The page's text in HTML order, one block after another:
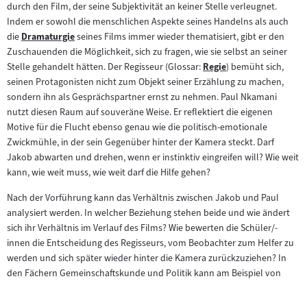
Inhalt:
durch den Film, der seine Subjektivität an keiner Stelle verleugnet.
Indem er sowohl die menschlichen Aspekte seines Handelns als auch
dieZum
Inhalt:
Dramaturgieseines Films immer wieder thematisiert, gibt er den
Zuschauenden die Möglichkeit, sich zu fragen, wie sie selbst an seiner
Stelle gehandelt hätten. Der Regisseur (Glossar:Zum
Inhalt:
Regie) bemüht sich,
seinen Protagonisten nicht zum Objekt seiner Erzählung zu machen,
sondern ihn als Gesprächspartner ernst zu nehmen. Paul Nkamani
nutzt diesen Raum auf souveräne Weise. Er reflektiert die eigenen
Motive für die Flucht ebenso genau wie die politisch-emotionale
Zwickmühle, in der sein Gegenüber hinter der Kamera steckt. Darf
Jakob abwarten und drehen, wenn er instinktiv eingreifen will? Wie weit
kann, wie weit muss, wie weit darf die Hilfe gehen?
Nach der Vorführung kann das Verhältnis zwischen Jakob und Paul
analysiert werden. In welcher Beziehung stehen beide und wie ändert
sich ihr Verhältnis im Verlauf des Films? Wie bewerten die Schüler/-
innen die Entscheidung des Regisseurs, vom Beobachter zum Helfer zu
werden und sich später wieder hinter die Kamera zurückzuziehen? In
den Fächern Gemeinschaftskunde und Politik kann am Beispiel von